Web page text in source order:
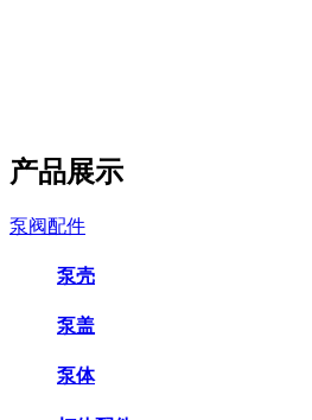
产品展示
泵阀配件
泵壳
泵盖
泵体